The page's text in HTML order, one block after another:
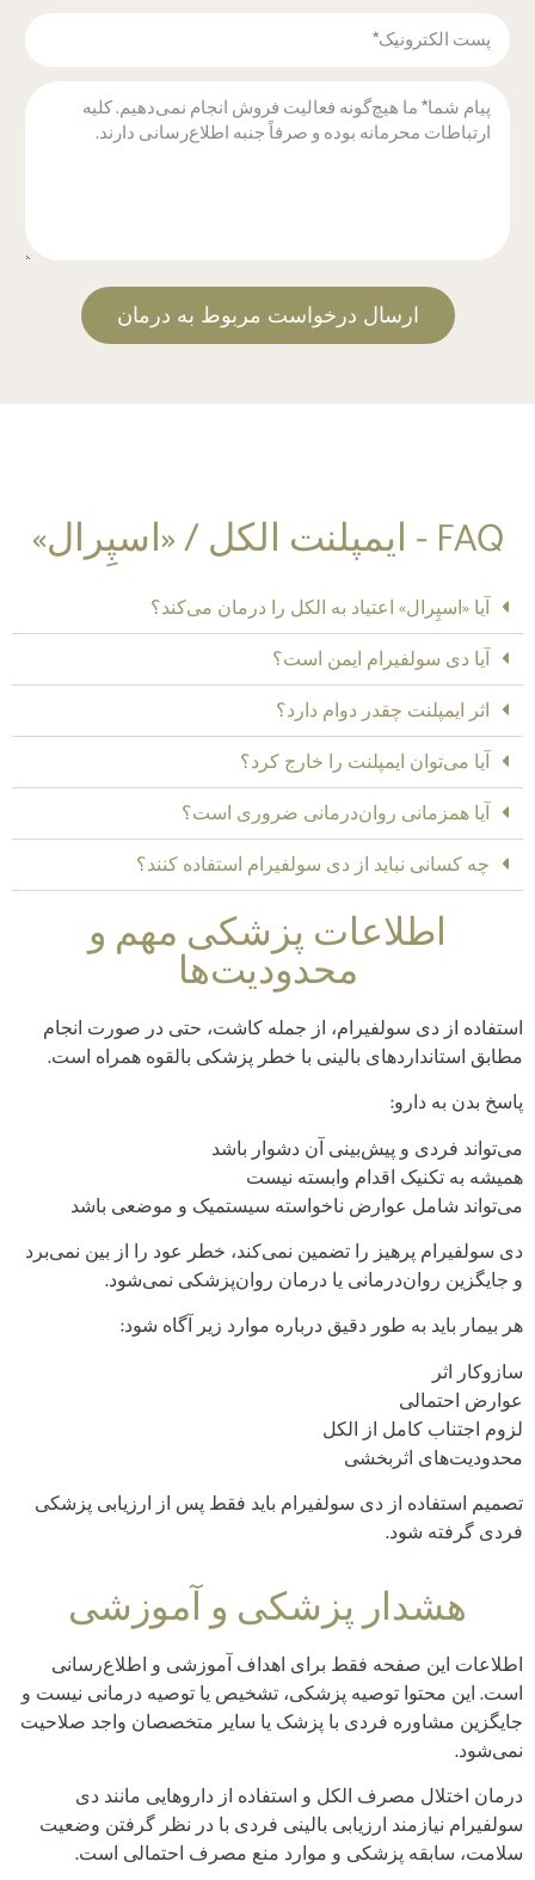
ارسال درخواست مربوط به درمان
FAQ - ایمپلنت الکل / «اسپِرال»
آیا «اسپِرال» اعتیاد به الکل را درمان می‌کند؟
آیا دی سولفیرام ایمن است؟
اثر ایمپلنت چقدر دوام دارد؟
آیا می‌توان ایمپلنت را خارج کرد؟
آیا همزمانی روان‌درمانی ضروری است؟
چه کسانی نباید از دی سولفیرام استفاده کنند؟
اطلاعات پزشکی مهم و
محدودیت‌ها
استفاده از دی سولفیرام، از جمله کاشت، حتی در صورت انجام
مطابق استانداردهای بالینی با خطر پزشکی بالقوه همراه است.
پاسخ بدن به دارو:
می‌تواند فردی و پیش‌بینی آن دشوار باشد
همیشه به تکنیک اقدام وابسته نیست
می‌تواند شامل عوارض ناخواسته سیستمیک و موضعی باشد
دی سولفیرام پرهیز را تضمین نمی‌کند، خطر عود را از بین نمی‌برد
و جایگزین روان‌درمانی یا درمان روان‌پزشکی نمی‌شود.
هر بیمار باید به طور دقیق درباره موارد زیر آگاه شود:
سازوکار اثر
عوارض احتمالی
لزوم اجتناب کامل از الکل
محدودیت‌های اثربخشی
تصمیم استفاده از دی سولفیرام باید فقط پس از ارزیابی پزشکی
فردی گرفته شود.
هشدار پزشکی و آموزشی
اطلاعات این صفحه فقط برای اهداف آموزشی و اطلاع‌رسانی
است. این محتوا توصیه پزشکی، تشخیص یا توصیه درمانی نیست و
جایگزین مشاوره فردی با پزشک یا سایر متخصصان واجد صلاحیت
نمی‌شود.
درمان اختلال مصرف الکل و استفاده از داروهایی مانند دی
سولفیرام نیازمند ارزیابی بالینی فردی با در نظر گرفتن وضعیت
سلامت، سابقه پزشکی و موارد منع مصرف احتمالی است.